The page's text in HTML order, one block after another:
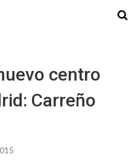
centro
Carreño